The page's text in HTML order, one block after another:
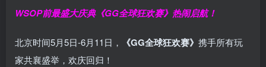
WSOP前最盛大庆典《GG全球狂欢赛》 热闹启航！
北京时间5月5日-6月11日， 《GG全球狂欢赛》 携手所有玩
家共襄盛举，欢庆回归！